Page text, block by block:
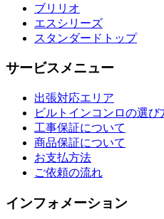
ブリリオ
エスシリーズ
スタンダードトップ
サービスメニュー
出張対応エリア
ビルトインコンロの選び
工事保証について
商品保証について
お支払方法
ご依頼の流れ
インフォメーション